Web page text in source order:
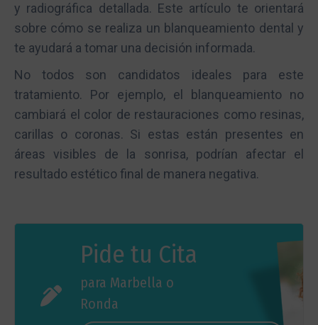
y radiográfica detallada. Este artículo te orientará
sobre cómo se realiza un blanqueamiento dental y
te ayudará a tomar una decisión informada.
No todos son candidatos ideales para este
tratamiento. Por ejemplo, el blanqueamiento no
cambiará el color de restauraciones como resinas,
carillas o coronas. Si estas están presentes en
áreas visibles de la sonrisa, podrían afectar el
resultado estético final de manera negativa.
Pide tu Cita
para Marbella o
Ronda